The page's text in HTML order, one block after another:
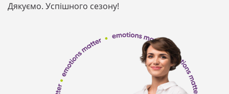
Дякуємо. Успішного сезону!